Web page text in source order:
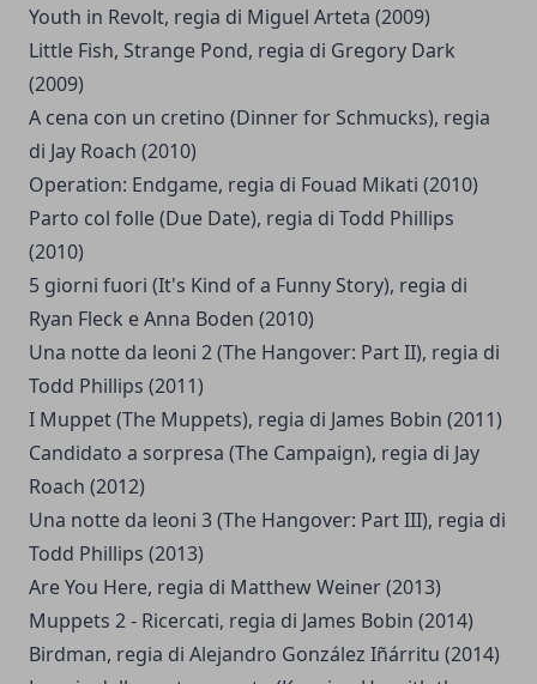
Youth in Revolt, regia di Miguel Arteta (2009)
Little Fish, Strange Pond, regia di Gregory Dark
(2009)
A cena con un cretino (Dinner for Schmucks), regia
di Jay Roach (2010)
Operation: Endgame, regia di Fouad Mikati (2010)
Parto col folle (Due Date), regia di Todd Phillips
(2010)
5 giorni fuori (It's Kind of a Funny Story), regia di
Ryan Fleck e Anna Boden (2010)
Una notte da leoni 2 (The Hangover: Part II), regia di
Todd Phillips (2011)
I Muppet (The Muppets), regia di James Bobin (2011)
Candidato a sorpresa (The Campaign), regia di Jay
Roach (2012)
Una notte da leoni 3 (The Hangover: Part III), regia di
Todd Phillips (2013)
Are You Here, regia di Matthew Weiner (2013)
Muppets 2 - Ricercati, regia di James Bobin (2014)
Birdman, regia di Alejandro González Iñárritu (2014)